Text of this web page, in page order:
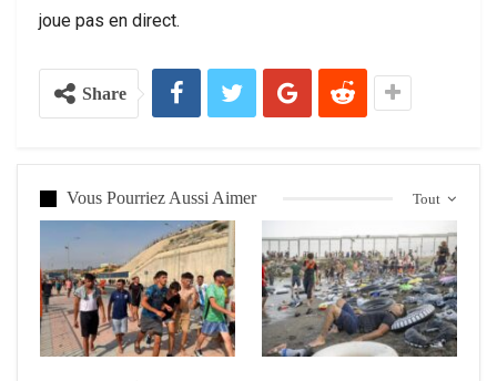
joue pas en direct.
Share
Tout
Vous Pourriez Aussi Aimer